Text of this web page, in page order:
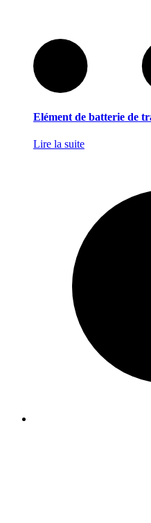
Elément de batterie de
Lire la suite